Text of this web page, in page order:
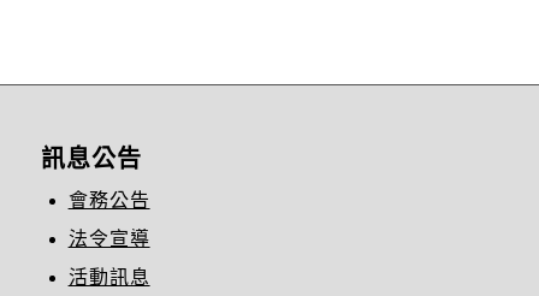
訊息公告
會務公告
法令宣導
活動訊息